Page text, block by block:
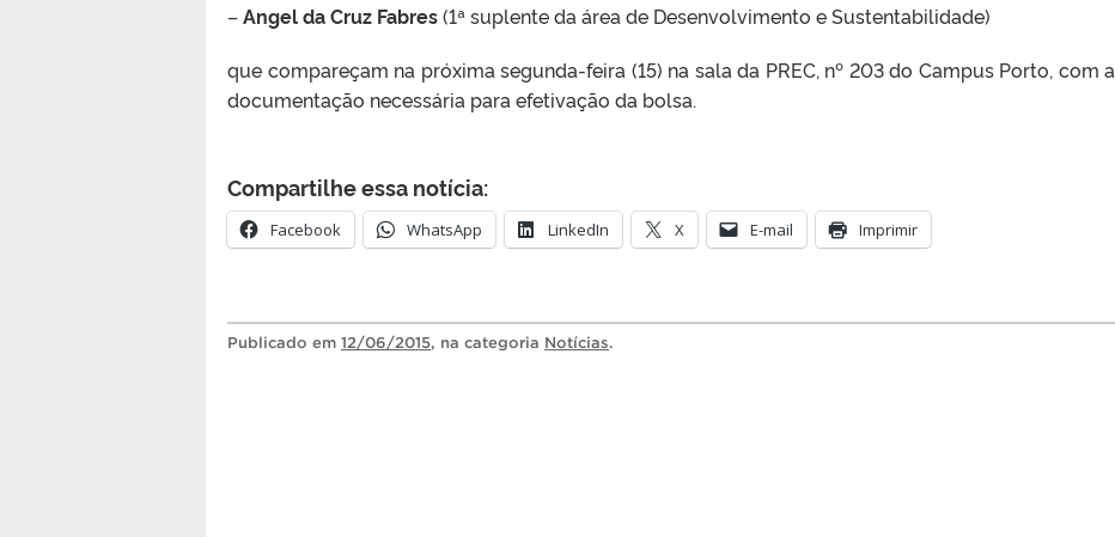
–Angel da Cruz Fabres(1ª suplente da área de Desenvolvimento e Sustentabilidade)
que compareçam na próxima segunda-feira (15) na sala da PREC, nº 203 do Campus Porto, com a
documentação necessária para efetivação da bolsa.
Compartilhe essa notícia:
Facebook WhatsApp LinkedIn X E-mail Imprimir
Publicado em 12/06/2015, na categoria Notícias.